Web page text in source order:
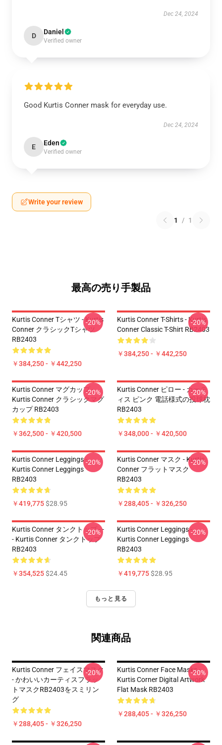
Dec 24, 2024
D Daniel
Verified owner
Good Kurtis Conner mask for everyday use.
Dec 24, 2024
E Eden
Verified owner
Write your review
1 / 1
最高の売り手製品
Kurtis Conner Tシャツ - Kurtis
Conner クラシックTシャツ
RB2403
￥384,250 - ￥442,250
-20%
Kurtis Conner T-Shirts - Kurtis
Conner Classic T-Shirt RB2403
￥384,250 - ￥442,250
-20%
Kurtis Conner マグカップ -
Kurtis Conner クラシックマグ
カップ RB2403
￥362,500 - ￥420,500
-20%
Kurtis Conner ピロー - カーテ
ィス ピンク 電話様式の投球枕
RB2403
￥348,000 - ￥420,500
-20%
Kurtis Conner Leggings -
Kurtis Conner Leggings
RB2403
￥419,775$28.95
-20%
Kurtis Conner マスク - Kurtis
Conner フラットマスク
RB2403
￥288,405 - ￥326,250
-20%
Kurtis Conner タンクトップ - -
- Kurtis Conner タンクトップ
RB2403
￥354,525$24.45
-20%
Kurtis Conner Leggings -
Kurtis Conner Leggings
RB2403
￥419,775$28.95
-20%
もっと見る
関連商品
Kurtis Conner フェイスマスク
- かわいいカーティスフラッ
トマスクRB2403をスミリン
グ
￥288,405 - ￥326,250
-20%
Kurtis Conner Face Masks -
Kurtis Corner Digital Artwork
Flat Mask RB2403
￥288,405 - ￥326,250
-20%